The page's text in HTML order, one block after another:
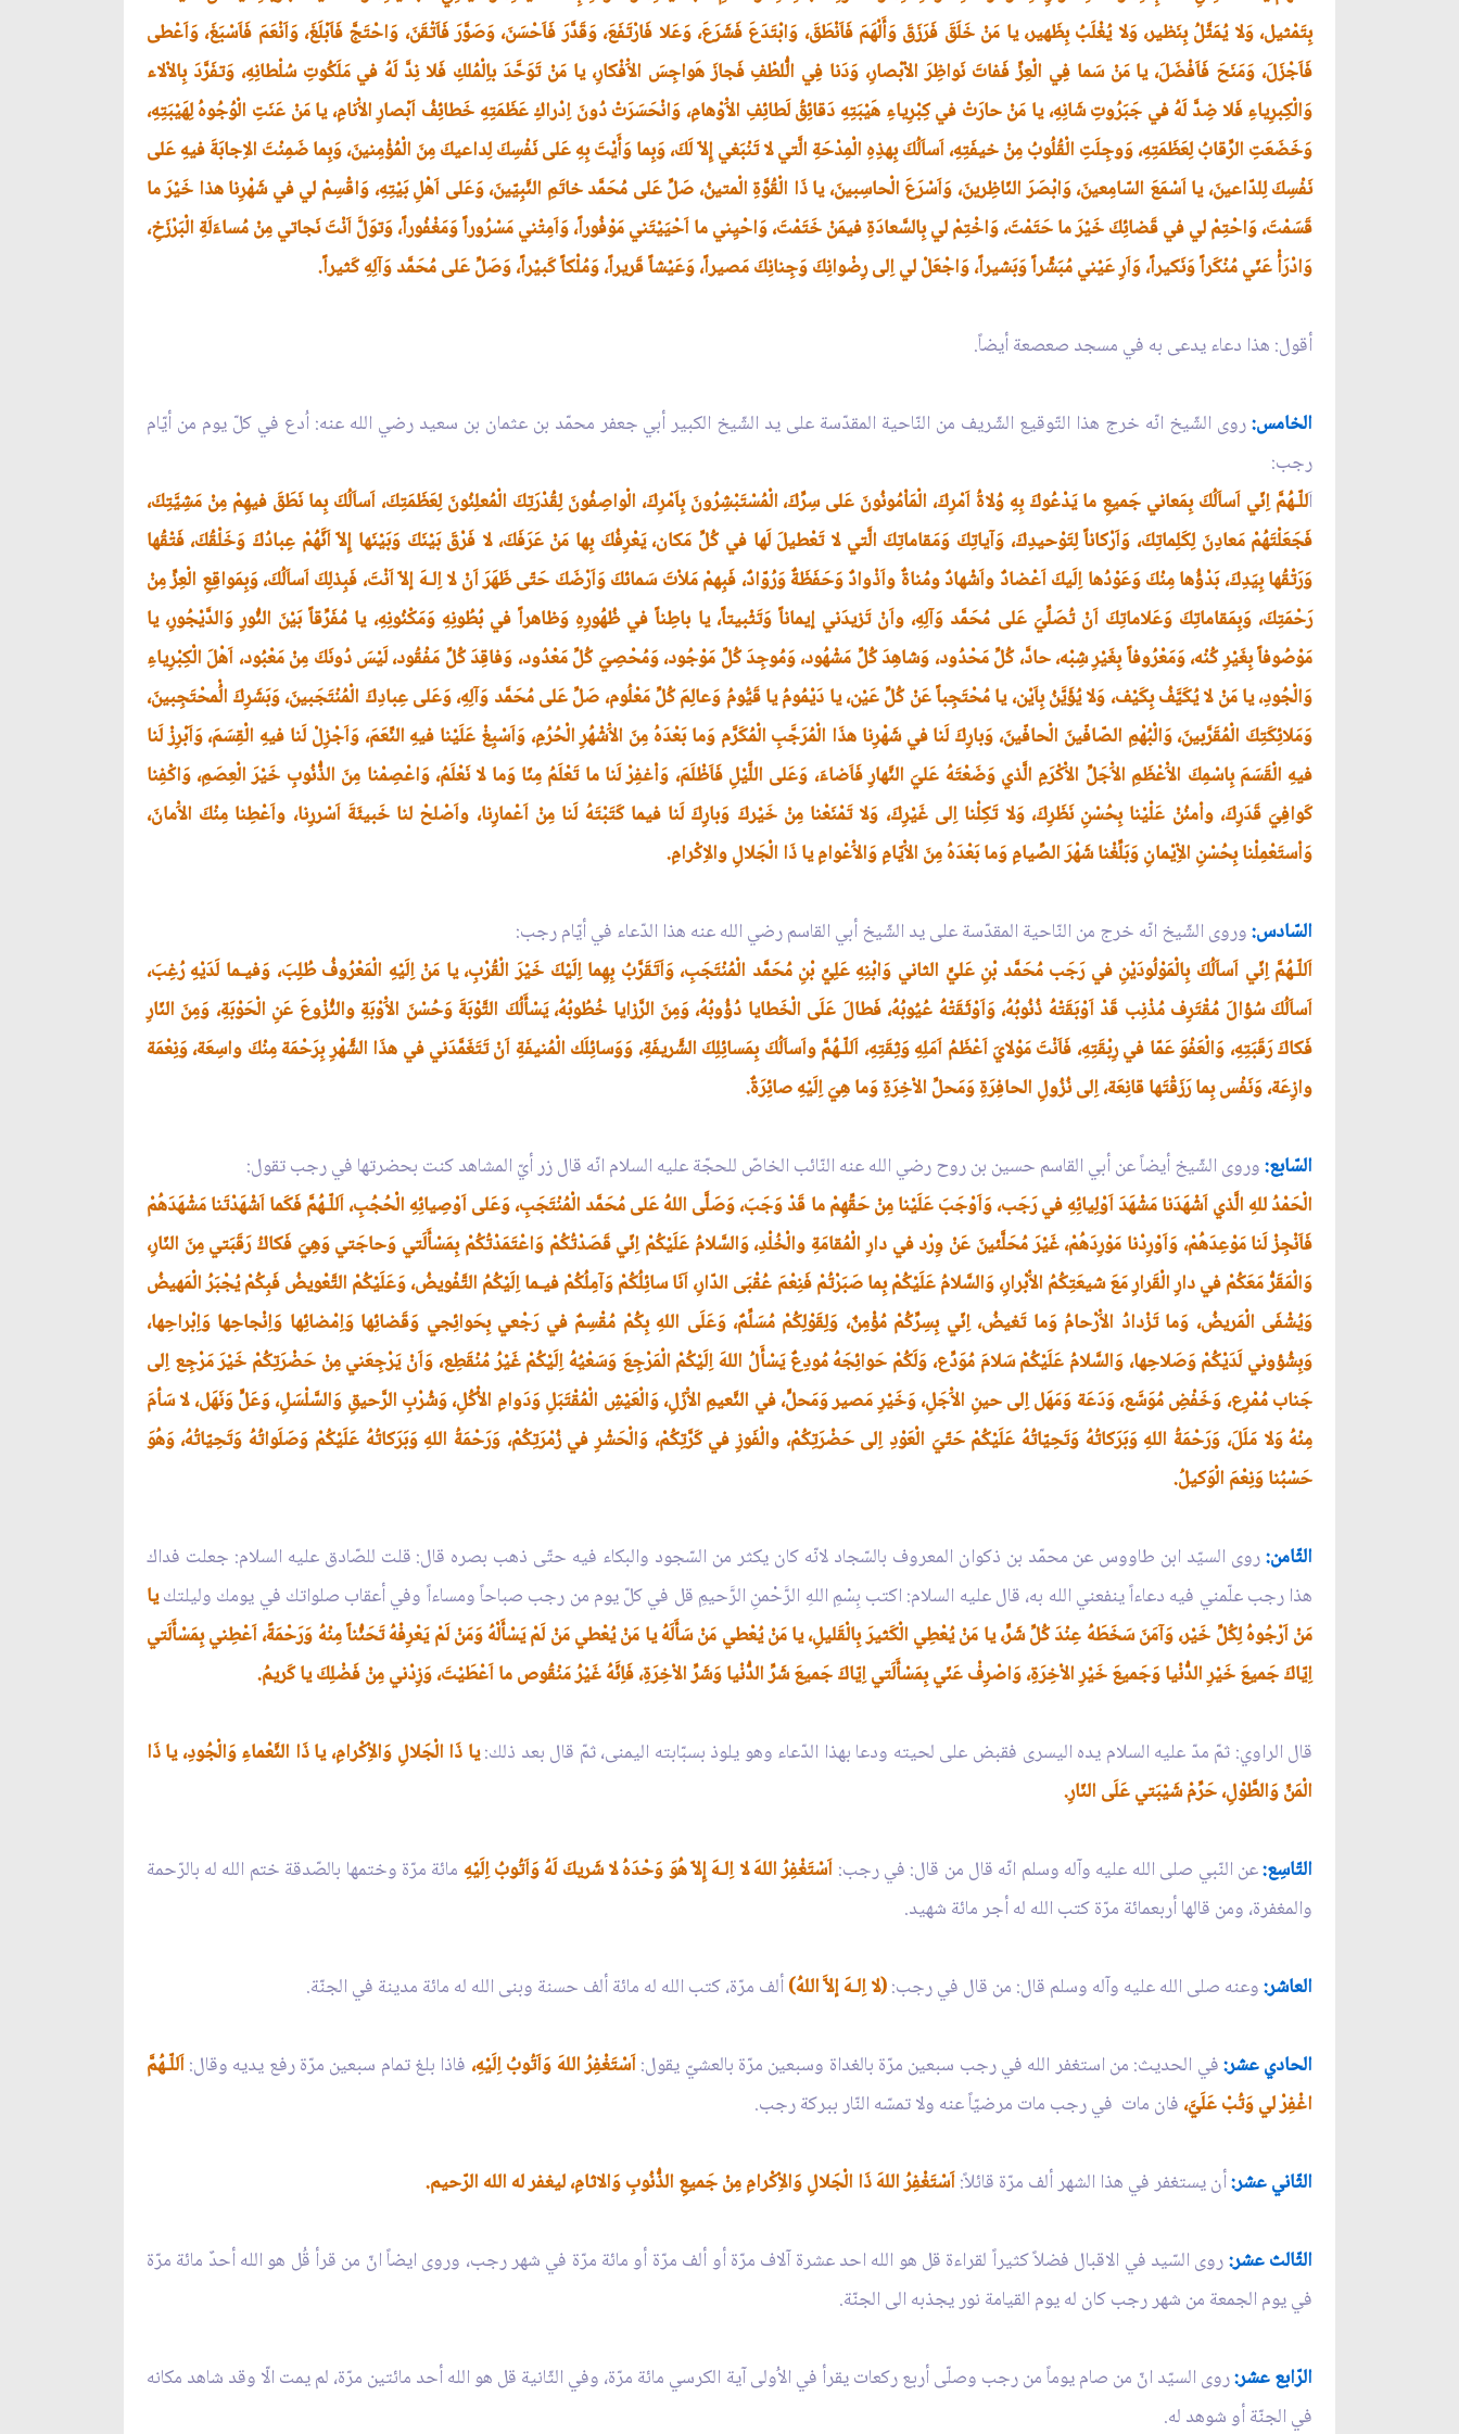
بِتَمْثيل، وَلا يُمَثَّلُ بِنَظير، وَلا يُغْلَبُ بِظَهير، يا مَنْ خَلَقَ فَرَزَقَ وَأَلْهَمَ فَاَنْطَقَ، وَابْتَدَعَ فَشَرَعَ، وَعَلا فَارْتَفَعَ، وَقَدَّرَ فَاَحْسَنَ، وَصَوَّرَ فَاَتْقَنَ، وَاحْتَجَّ فَاَبْلَغَ، وَاَنْعَمَ فَاَسْبَغَ، وَاَعْطى
فَاَجْزَلَ، وَمَنَحَ فَاَفْضَلَ، يا مَنْ سَما فِي الْعِزِّ فَفاتَ نَواظِرَ الاْبْصارِ، وَدَنا فِي الُّلطْفِ فَجازَ هَواجِسَ الاَْفْكارِ، يا مَنْ تَوَحَّدَ باِلْمُلكِ فَلا نِدَّ لَهُ في مَلَكُوتِ سُلْطانِهِ، وَتفَرَّدَ بِالاْلاء
وَالْكِبرِياءِ فَلا ضِدَّ لَهُ في جَبَرُوتِ شَانِهِ، يا مَنْ حارَتْ في كِبْرِياءِ هَيْبَتِهِ دَقائِقُ لَطائِفِ الاَْوْهامِ، وَانْحَسَرَتْ دُونَ اِدْراكِ عَظَمَتِهِ خَطائِفُ اَبْصارِ الاَْنامِ، يا مَنْ عَنَتِ الْوُجُوهُ لِهَيْبَتِهِ،
وَخَضَعَتِ الرِّقابُ لِعَظَمَتِهِ، وَوجِلَتِ الْقُلُوبُ مِنْ خيفَتِهِ، اَساَلُكَ بِهذِهِ الْمِدْحَةِ الَّتي لا تَنْبَغي إِلاّ لَكَ، وَبِما وَأَيْتَ بِهِ عَلى نَفْسِكَ لِداعيكَ مِنَ الْمُؤْمِنينَ، وَبِما ضَمِنْتَ الاِجابَةَ فيهِ عَلى
نَفْسِكَ لِلدّاعينَ، يا اَسْمَعَ السّامِعينَ، وَابْصَرَ النّاظِرينَ، وَاَسْرَعَ الْحاسِبينَ، يا ذَا الْقُوَّةِ الْمتينُ، صَلِّ عَلى مُحَمَّد خاتَمِ النَّبِيّينَ، وَعَلى اَهْلِ بَيْتِهِ، وَاقْسِمْ لي في شَهْرِنا هذا خَيْرَ ما
قَسَمْتَ، وَاحْتِمْ لي في قَضائِكَ خَيْرَ ما حَتَمْتَ، وَاخْتِمْ لي بِالسَّعادَةِ فيمَنْ خَتَمْتَ، وَاحْيِني ما اَحْيَيْتَني مَوْفُوراً، وَاَمِتْني مَسْرُوراً وَمَغْفُوراً، وَتوَلَّ اَنْتَ نَجاتي مِنْ مُساءَلَةِ الْبَرْزَخِ،
وَادْرَأْ عَنّي مُنْكَراً وَنَكيراً، وَاَرِ عَيْني مُبَشِّراً وَبَشيراً، وَاجْعَلْ لي اِلى رِضْوانِكَ وَجِنانِكَ مَصيراً، وَعَيْشاً قَريراً، وَمُلْكاً كَبيْراً، وَصَلِّ عَلى مُحَمَّد وَآلِهِ كَثيراً.
أقول: هذا دعاء يدعى به في مسجد صعصعة أيضاً.
الخامس:روى الشّيخ انّه خرج هذا التّوقيع الشّريف من النّاحية المقدّسة على يد الشّيخ الكبير أبي جعفر محمّد بن عثمان بن سعيد رضي الله عنه: اُدع في كلّ يوم من أيّام
رجب:
اَللّـهُمَّ اِنّي اَساَلُكَ بِمَعاني جَميعِ ما يَدْعُوكَ بِهِ وُلاةُ اَمْرِكَ، الْمَاْمُونُونَ عَلى سِرِّكَ، الْمُسْتَبْشِرُونَ بِاَمْرِكَ، الْواصِفُونَ لِقُدْرَتِكَ الْمُعلِنُونَ لِعَظَمَتِكَ، اَساَلُكَ بِما نَطَقَ فيهِمْ مِنْ مَشِيَّتِكَ،
فَجَعَلْتَهُمْ مَعادِنَ لِكَلِماتِكَ، وَاَرْكاناً لِتَوْحيدِكَ، وَآياتِكَ وَمَقاماتِكَ الَّتي لا تَعْطيلَ لَها في كُلِّ مَكان، يَعْرِفُكَ بِها مَنْ عَرَفَكَ، لا فَرْقَ بَيْنَكَ وَبَيْنَها إِلاّ اَنَّهُمْ عِبادُكَ وَخَلْقُكَ، فَتْقُها
وَرَتْقُها بِيَدِكَ، بَدْؤُها مِنْكَ وَعَوْدُها اِلَيكَ اَعْضادٌ واَشْهادٌ ومُناةٌ واَذْوادٌ وَحَفَظَةٌ وَرُوّادٌ، فَبِهمْ مَلاْتَ سَمائكَ وَاَرْضَكَ حَتّى ظَهَرَ اَنْ لا اِلـهَ إلاّ اَنْتَ، فَبِذلِكَ اَساَلُكَ، وَبِمَواقِعِ الْعِزِّ مِنْ
رَحْمَتِكَ، وَبِمَقاماتِكَ وَعَلاماتِكَ اَنْ تُصَلِّيَ عَلى مُحَمَّد وَآلِهِ، واَنْ تَزيدَني إيماناً وَتَثْبيتاً، يا باطِناً في ظُهُورِهِ وَظاهراً في بُطُونِهِ وَمَكْنُونِهِ، يا مُفَرِّقاً بَيْنَ النُّورِ وَالدَّيْجُورِ، يا
مَوْصُوفاً بِغَيْرِ كُنْه، وَمَعْرُوفاً بِغَيْرِ شِبْه، حادَّ، كُلِّ مَحْدُود، وَشاهِدَ كُلِّ مَشْهُود، وَمُوجِدَ كُلِّ مَوْجُود، وَمُحْصِيَ كُلِّ مَعْدُود، وَفاقِدَ كُلِّ مَفْقُود، لَيْسَ دُونَكَ مِنْ مَعْبُود، اَهْلَ الْكِبْرِياءِ
وَالْجُودِ، يا مَنْ لا يُكَيَّفُ بِكَيْف، وَلا يُؤَيَّنُ بِاَيْن، يا مُحْتَجِباً عَنْ كُلِّ عَيْن، يا دَيْمُومُ يا قَيُّومُ وَعالِمَ كُلِّ مَعْلُوم، صَلِّ عَلى مُحَمَّد وَآلِهِ، وَعَلى عِبادِكَ الْمُنْتَجَبينَ، وَبَشَرِكَ الُْمحْتَجِبينَ،
وَمَلائِكَتِكَ الْمُقَرَّبينَ، وَالْبُهْمِ الصّافّينَ الْحافّينَ، وَبارِكَ لَنا في شَهْرِنا هذَا الْمُرَجَّبِ الْمُكَرَّم وَما بَعْدَهُ مِنَ الاَْشْهُرِ الْحُرُمِ، وَاَسْبِغْ عَلَيْنا فيهِ النِّعَمَ، وَاَجْزِلْ لَنا فيهِ الْقِسَمَ، وَاَبْرِزْ لَنا
فيهِ الْقَسَمَ بِاسْمِكَ الاَْعْظَمِ الاَْجَلِّ الاَْكْرَمِ الَّذي وَضَعْتَهُ عَليَ النَّهارِ فَاَضاءَ، وَعَلى اللَّيْلِ فَاَظْلَمَ، وَاْغفِرْ لَنا ما تَعْلَمُ مِنّا وَما لا نَعْلَمُ، وَاعْصِمْنا مِنَ الذُّنُوبِ خَيْرَ الْعِصَمِ، وَاكْفِنا
كَوافِيَ قَدَرِكَ، واْمنُنْ عَلْيْنا بِحُسْنِ نَظَرِكَ، وَلا تَكِلْنا اِلى غَيْرِكَ، وَلا تَمْنَعْنا مِنْ خَيْركَ وَبارِكَ لَنا فيما كَتَبْتَهُ لَنا مِنْ اَعْمارِنا، واَصْلحْ لنا خَبيئَةَ اَسْررِنا، واَعْطِنا مِنْكَ الاَْمانَ،
وَاْستَعْمِلْنا بِحُسْنِ الاِْيْمانِ وَبَلِّغْنا شَهْرَ الصِّيامِ وَما بَعْدَهُ مِنَ الاَْيّامِ وَالاَْعْوامِ يا ذَا الْجَلالِ والاِكْرامِ.
السّادس:وروى الشّيخ انّه خرج من النّاحية المقدّسة على يد الشّيخ أبي القاسم رضي الله عنه هذا الدّعاء في أيّام رجب:
اَللّـهُمَّ اِنّي اَساَلُكَ بِالْمَوْلُودَيْنِ في رَجَب مُحَمَّد بْنِ عَليٍّ الثاني وَابْنِهِ عَلِيِّ بْنِ مُحَمَّد الْمُنْتَجَبِ، وَاَتَقَرَّبُ بِهِما اِلَيْكَ خَيْرَ الْقُرْبِ، يا مَنْ اِلَيْهِ الْمَعْرُوفُ طُلِبَ، وَفيـما لَدَيْهِ رُغِبَ،
اَساَلُكَ سُؤالَ مُقْتَرِف مُذْنِب قَدْ اَوْبَقَتْهُ ذُنُوبُهُ، وَاَوْثَقَتْهُ عُيُوبُهُ، فَطالَ عَلَى الْخَطايا دُؤُوبُهُ، وَمِنَ الرَّزايا خُطُوبُهُ، يَسْأَلُكَ التَّوْبَةَ وَحُسْنَ الاَْوْبَةِ والنُّزْوعَ عَنِ الْحَوْبَةِ، وَمِنَ النّارِ
فَكاكَ رَقَبَتِهِ، وَالْعَفْوَ عَمّا في رِبْقَتِهِ، فَاَنْتَ مَوْلايَ اَعْظَمُ اَمَلِهِ وَثِقَتِهِ، اَللّـهُمَّ واَساَلُكَ بِمَسائِلِكَ الشَّريفَةِ، وَوَسائِلَك الْمُنيفَةِ اَنْ تَتَغَمَّدَني في هذَا الشَّهْرِ بِرَحْمَة مِنْكَ واسِعَة، وَنِعْمَة
وازِعَة، وَنَفْس بِما رَزَقْتَها قانِعَة، اِلى نُزُولِ الحافِرَةِ وَمَحلِّ الاْخِرَةِ وَما هِيَ اِلَيْهِ صائِرَةٌ.
السّابع:وروى الشّيخ أيضاً عن أبي القاسم حسين بن روح رضي الله عنه النّائب الخاصّ للحجّة عليه السلام انّه قال زر أيّ المشاهد كنت بحضرتها في رجب تقول:
الْحَمْدُ للهِ الَّذي اَشْهَدَنا مَشْهَدَ اَوْلِيائِهِ في رَجَب، وَاَوْجَبَ عَلَيْنا مِنْ حَقِّهِمْ ما قَدْ وَجَبَ، وَصَلَّى اللهُ عَلى مُحَمَّد الْمُنْتَجَبِ، وَعَلى اَوْصِيائِهِ الْحُجُبِ، اَللّـهُمَّ فَكَما اَشْهَدْتَنا مَشْهَدَهُمْ
فَاَنْجِزْ لَنا مَوْعِدَهُمْ، وَاَوْرِدْنا مَوْرِدَهُمْ، غَيْرَ مُحَلَّئينَ عَنْ وِرْد في دارِ الْمُقامَةِ والْخُلْدِ، وَالسَّلامُ عَلَيْكُمْ اِنّي قَصَدْتُكُمْ وَاعْتَمَدْتُكُمْ بِمَسْأَلَتي وَحاجَتي وَهِيَ فَكاكُ رَقَبَتي مِنَ النّارِ،
وَالْمَقَرُّ مَعَكُمْ في دارِ الْقَرارِ مَعَ شيعَتِكُمُ الاَْبْرارِ، وَالسَّلامُ عَلَيْكُمْ بِما صَبَرْتُمْ فَنِعْمَ عُقْبَى الدّارِ، اَنَا سائِلُكُمْ وَآمِلُكُمْ فيـما اِلَيْكُمُ التَّفْويضُ، وَعَلَيْكُمْ التَّعْويضُ فَبِكُمْ يُجْبَرُ الْمَهيضُ
وَيُشْفَى الْمَريضُ، وَما تَزْدادُ الاَْرْحامُ وَما تَغيضُ، اِنّي بِسِرِّكُمْ مُؤْمِنٌ، وَلِقَوْلِكُمْ مُسَلِّمٌ، وَعَلَى اللهِ بِكُمْ مُقْسِمٌ في رَجْعي بِحَوائِجي وَقَضائِها وَاِمْضائِها وَاِنْجاحِها وَاِبْراحِها،
وَبِشُؤوني لَدَيْكُمْ وَصَلاحِها، وَالسَّلامُ عَلَيْكُمْ سَلامَ مُوَدِّع، وَلَكُمْ حَوائِجَهُ مُودِعٌ يَسْأَلُ اللهَ اِلَيْكُمْ الْمَرْجِعَ وَسَعْيُهُ اِلَيْكُمْ غَيْرُ مُنْقَطِع، وَاَنْ يَرْجِعَني مِنْ حَضْرَتِكُمْ خَيْرَ مَرْجِع اِلى
جَناب مُمْرِع، وَخَفْضِ مُوَسَّع، وَدَعَة وَمَهَل اِلى حينِ الاَْجَلِ، وَخَيْرِ مَصير وَمَحلٍّ، في النَّعيمِ الاَْزَلِ، وَالْعَيْشِ الْمُقْتَبَلِ وَدَوامِ الاُْكُلِ، وَشُرْبِ الرَّحيقِ وَالسَّلْسَلِ، وَعَلٍّ وَنَهَل، لا سَأمَ
مِنْهُ وَلا مَلَلَ، وَرَحْمَةُ اللهِ وَبَرَكاتُهُ وَتَحِيّاتُهُ عَلَيْكُمْ حَتّيَ الْعَوْدِ اِلى حَضْرَتِكُمْ، والْفَوزِ في كَرَّتِكُمْ، وَالْحَشْرِ في زُمْرَتِكُمْ، وَرَحْمَةُ اللهِ وَبَرَكاتُهُ عَلَيْكُمْ وَصَلَواتُهُ وَتَحِيّاتُهُ، وَهُوَ
حَسْبُنا وَنِعْمَ الْوَكيلُ.
الثّامن:روى السيّد ابن طاووس عن محمّد بن ذكوان المعروف بالسّجاد لانّه كان يكثر من السّجود والبكاء فيه حتّى ذهب بصره قال: قلت للصّادق عليه السلام: جعلت فداك
هذا رجب علّمني فيه دعاءاً ينفعني الله به، قال عليه السلام: اكتب بِسْمِ اللهِ الرَّحْمنِ الرَّحيمِ قل في كلّ يوم من رجب صباحاً ومساءاً وفي أعقاب صلواتك في يومك وليلتكيا
مَنْ اَرْجُوهُ لِكُلِّ خَيْر، وَآمَنَ سَخَطَهُ عِنْدَ كُلِّ شَرٍّ، يا مَنْ يُعْطِي الْكَثيرَ بِالْقَليلِ، يا مَنْ يُعْطي مَنْ سَأَلَهُ يا مَنْ يُعْطي مَنْ لَمْ يَسْأَلْهُ وَمَنْ لَمْ يَعْرِفْهُ تَحَنُّناً مِنْهُ وَرَحْمَةً، اَعْطِني بِمَسْأَلَتي
اِيّاكَ جَميعَ خَيْرِ الدُّنْيا وَجَميعَ خَيْرِ الاْخِرَةِ، وَاصْرِفْ عَنّي بِمَسْأَلَتي اِيّاكَ جَميعَ شَرِّ الدُّنْيا وَشَرِّ الاْخِرَةِ، فَاِنَّهُ غَيْرُ مَنْقُوص ما اَعْطَيْتَ، وَزِدْني مِنْ فَضْلِكَ يا كَريمُ.
قال الراوي: ثمّ مدّ عليه السلام يده اليسرى فقبض على لحيته ودعا بهذا الدّعاء وهو يلوذ بسبّابته اليمنى، ثمّ قال بعد ذلك:يا ذَا الْجَلالِ وَالاِْكْرامِ، يا ذَا النَّعْماءِ وَالْجُودِ، يا ذَا
الْمَنِّ وَالطَّوْلِ، حَرِّمْ شَيْبَتي عَلَى النّارِ.
التّاسِع:عن النّبي صلى الله عليه وآله وسلم انّه قال من قال: في رجب: اَسْتَغْفِرُ اللهَ لا اِلـهَ إِلاّ هُوَ وَحْدَهُ لا شَريكَ لَهُ وَاَتُوبُ اِلَيْهِ مائة مرّة وختمها بالصّدقة ختم الله له بالرّحمة
والمغفرة، ومن قالها أربعمائة مرّة كتب الله له أجر مائة شهيد.
العاشر:وعنه صلى الله عليه وآله وسلم قال: من قال في رجب:(لا اِلـهَ إلاَّ اللهُ)ألف مرّة، كتب الله له مائة ألف حسنة وبنى الله له مائة مدينة في الجنّة.
الحادي عشر:في الحديث: من استغفر الله في رجب سبعين مرّة بالغداة وسبعين مرّة بالعشيّ يقول:اَسْتَغْفِرُ اللهَ وَاَتُوبُ اِلَيْهِ، فاذا بلغ تمام سبعين مرّة رفع يديه وقال:اَللّـهُمَّ
اغْفِرْ لي وَتُبْ عَلَيَّ، فان مات في رجب مات مرضيّاً عنه ولا تمسّه النّار ببركة رجب.
الثّاني عشر:أن يستغفر في هذا الشهر ألف مرّة قائلاً:اَسْتَغْفِرُ اللهَ ذَا الْجَلالِ وَالاِْكْرامِ مِنْ جَميعِ الذُّنُوبِ وَالاثامِ، ليغفر له الله الرّحيم.
الثّالث عشر:روى السّيد في الاقبال فضلاً كثيراً لقراءة قل هو الله احد عشرة آلاف مرّة أو ألف مرّة أو مائة مرّة في شهر رجب، وروى ايضاً انّ من قرأ قُل هو الله أحدٌ مائة مرّة
في يوم الجمعة من شهر رجب كان له يوم القيامة نور يجذبه الى الجنّة.
الرّابع عشر:روى السيّد انّ من صام يوماً من رجب وصلّى أربع ركعات يقرأ في الاُولى آية الكرسي مائة مرّة، وفي الثّانية قل هو الله أحد مائتين مرّة، لم يمت الّا وقد شاهد مكانه
في الجنّة أو شوهد له.